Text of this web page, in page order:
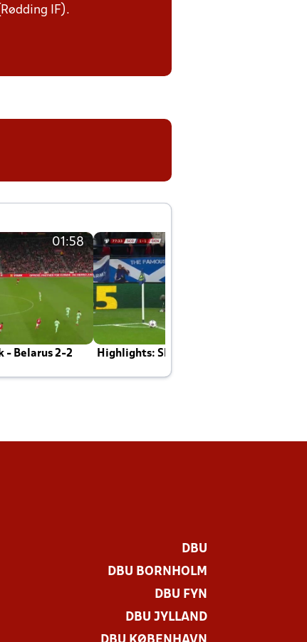
IF).
01:58
- Belarus 2-2 Highlights: Skotland - Danmark 4-2
DBU
DBU BORNHOLM
DBU FYN
DBU JYLLAND